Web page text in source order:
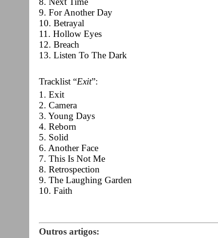
9. For Another Day
10. Betrayal
11. Hollow Eyes
12. Breach
13. Listen To The Dark
Tracklist “Exit”:
1. Exit
2. Camera
3. Young Days
4. Reborn
5. Solid
6. Another Face
7. This Is Not Me
8. Retrospection
9. The Laughing Garden
10. Faith
Outros artigos: